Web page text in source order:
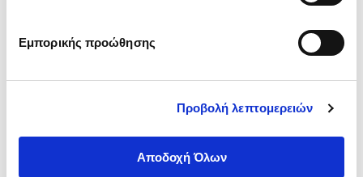
Εμπορικής προώθησης
Προβολή λεπτομερειών
Αποδοχή Όλων